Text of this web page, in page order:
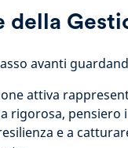
della
avanti
attiva
rigorosa, pensiero
e a